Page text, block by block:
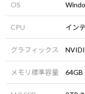
OS
CPU イン
グラフィックス
メモリ標準容量 64GB